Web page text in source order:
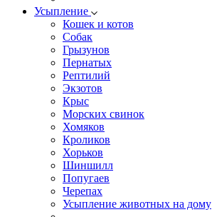
Усыпление
Кошек и котов
Собак
Грызунов
Пернатых
Рептилий
Экзотов
Крыс
Морских свинок
Хомяков
Кроликов
Хорьков
Шиншилл
Попугаев
Черепах
Усыпление животных на дому